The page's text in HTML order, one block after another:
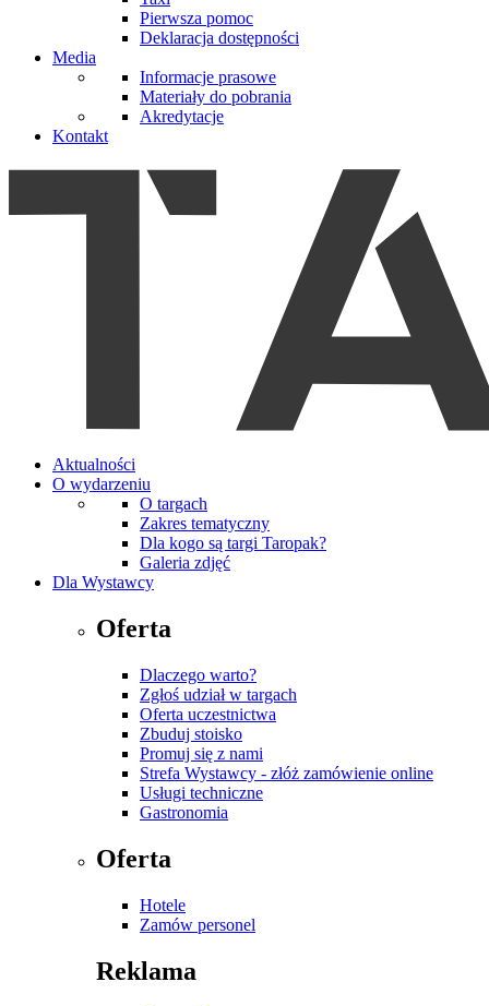
Pierwsza pomoc
Deklaracja dostępności
Media
Informacje prasowe
Materiały do pobrania
Akredytacje
Kontakt
Aktualności
O wydarzeniu
O targach
Zakres tematyczny
Dla kogo są targi Taropak?
Galeria zdjęć
Dla Wystawcy
Oferta
Dlaczego warto?
Zgłoś udział w targach
Oferta uczestnictwa
Zbuduj stoisko
Promuj się z nami
Strefa Wystawcy - złóż zamówienie online
Usługi techniczne
Gastronomia
Oferta
Hotele
Zamów personel
Reklama